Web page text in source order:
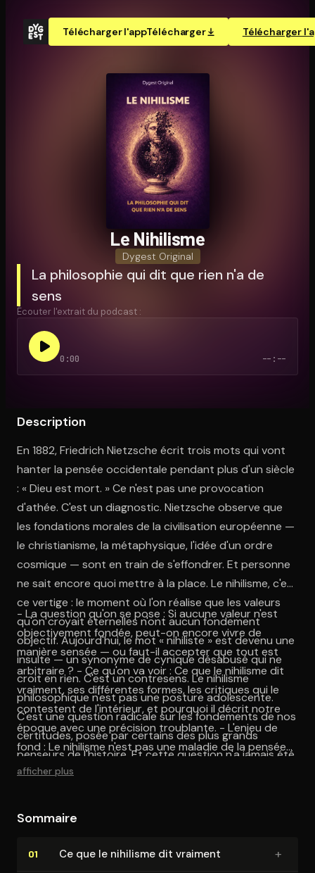
Télécharger l'appTélécharger Télécharger
Ouvre l'app Appareil photo, pointe sur le code. C'est gratuit à
Le Nihilisme
Dygest Original
La philosophie qui dit que rien n'a de
sens
Écouter l'extrait du podcast :
0:00 --:--
Description
En 1882, Friedrich Nietzsche écrit trois mots qui vont
hanter la pensée occidentale pendant plus d'un siècle
: « Dieu est mort. » Ce n'est pas une provocation
d'athée. C'est un diagnostic. Nietzsche observe que
les fondations morales de la civilisation européenne —
le christianisme, la métaphysique, l'idée d'un ordre
cosmique — sont en train de s'effondrer. Et personne
ne sait encore quoi mettre à la place. Le nihilisme, c'est
ce vertige : le moment où l'on réalise que les valeurs
qu'on croyait éternelles n'ont aucun fondement
objectif. Aujourd'hui, le mot « nihiliste » est devenu une
insulte — un synonyme de cynique désabusé qui ne
croit en rien. C'est un contresens. Le nihilisme
philosophique n'est pas une posture adolescente.
C'est une question radicale sur les fondements de nos
certitudes, posée par certains des plus grands
penseurs de l'histoire. Et cette question n'a jamais été
aussi pertinente qu'à une époque où les repères
- La question qu'on se pose : Si aucune valeur n'est
objectivement fondée, peut-on encore vivre de
manière sensée — ou faut-il accepter que tout est
arbitraire ? - Ce qu'on va voir : Ce que le nihilisme dit
vraiment, ses différentes formes, les critiques qui le
contestent de l'intérieur, et pourquoi il décrit notre
époque avec une précision troublante. - L'enjeu de
fond : Le nihilisme n'est pas une maladie de la pensée.
C'est un diagnostic lucide — et ce qu'on en fait
afficher plus
Sommaire
01 Ce que le nihilisme dit vraiment +